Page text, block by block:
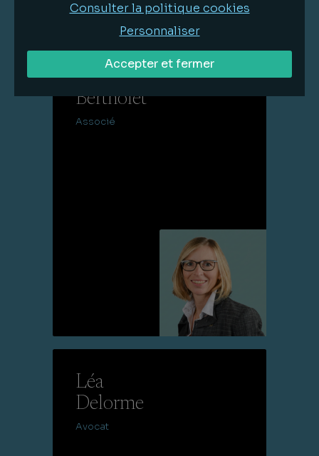
Barbara
Bertholet
Associé
Léa
Delorme
Avocat
Consulter la politique cookies
Personnaliser
Accepter et fermer